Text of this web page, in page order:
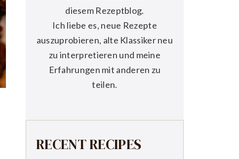
diesem Rezeptblog.
Ich liebe es, neue Rezepte
auszuprobieren, alte Klassiker neu
zu interpretieren und meine
Erfahrungen mit anderen zu
teilen.
RECENT RECIPES